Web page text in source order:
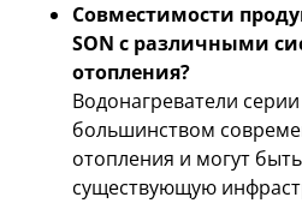
Совместимости
SON с различными
отопления?
Водонагреватели
большинством
отопления и могут
существующую